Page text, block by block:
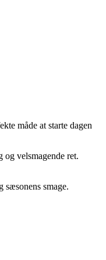
måde at starte dagen
velsmagende ret.
sæsonens smage.